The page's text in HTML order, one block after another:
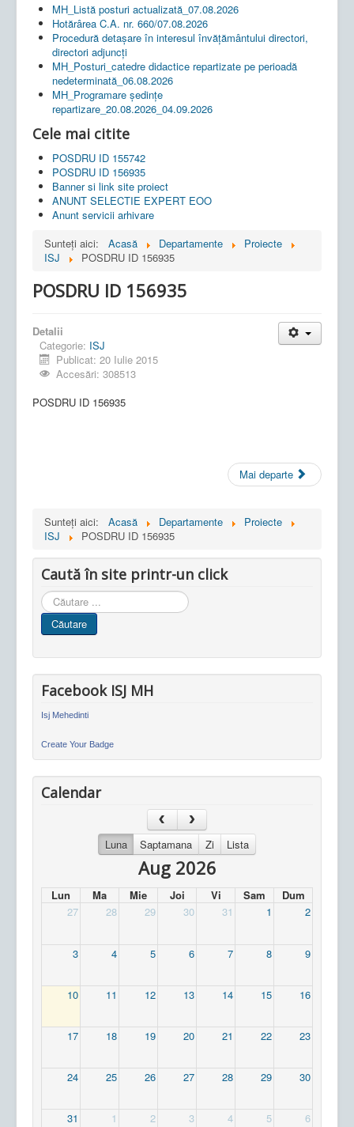
MH_Listă posturi actualizată_07.08.2026
Hotărârea C.A. nr. 660/07.08.2026
Procedură detașare în interesul învățământului directori,
directori adjuncți
MH_Posturi_catedre didactice repartizate pe perioadă
nedeterminată_06.08.2026
MH_Programare ședințe
repartizare_20.08.2026_04.09.2026
Cele mai citite
POSDRU ID 155742
POSDRU ID 156935
Banner si link site proiect
ANUNT SELECTIE EXPERT EOO
Anunt servicii arhivare
Sunteți aici:
Acasă Departamente
Proiecte
ISJ
POSDRU ID 156935
POSDRU ID 156935
Detalii
Categorie: ISJ
Publicat: 20 Iulie 2015
Accesări: 308513
POSDRU ID 156935
Mai departe
Sunteți aici: Acasă Departamente
Proiecte
ISJ
POSDRU ID 156935
Caută în site printr-un click
Cauta
in
site
Căutare
Facebook ISJ MH
Isj Mehedinti
Create Your Badge
Calendar
Luna Saptamana Zi Lista
Aug 2026
Lun Ma Mie Joi Vi Sam
Dum
27
28 29 30 31 1 2
3 4 5 6 7 8 9
10 11 12 13 14 15 16
17 18 19 20 21 22 23
24 25 26 27 28 29 30
31 1 2 3 4 5 6